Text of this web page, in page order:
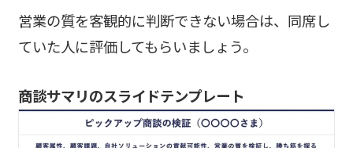
営業の質を客観的に判断できない場合は、同席し
ていた人に評価してもらいましょう。
商談サマリのスライドテンプレート